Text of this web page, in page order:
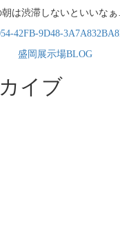
は渋滞しないといいな
盛岡展示場BLOG
イブ